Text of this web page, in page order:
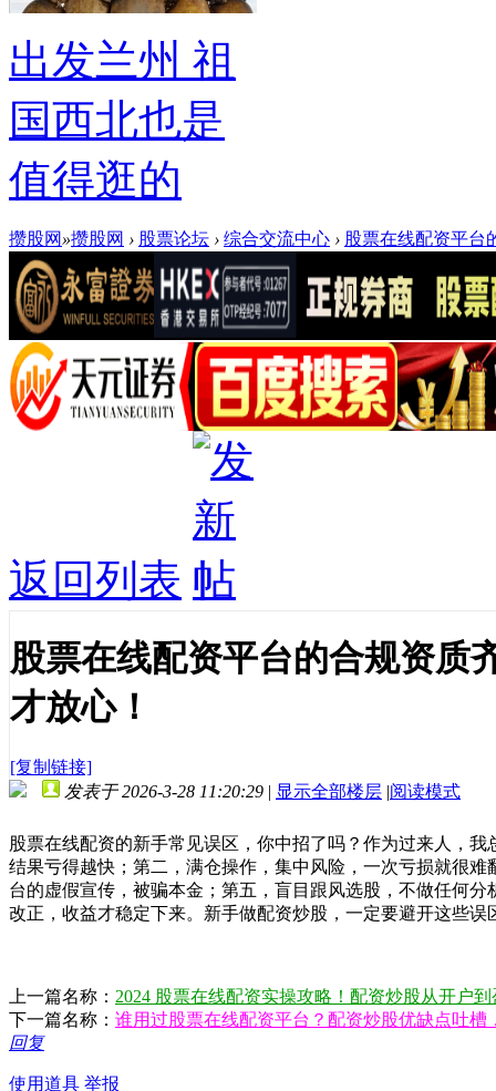
出发兰州 祖
国西北也是
值得逛的
攒股网 »攒股网 › 股票论坛 › 综合交流中心 › 股票在线配资平台
返回列表
股票在线配资平台的合规资质
才放心！
[复制链接]
发表于 2026-3-28 11:20:29 | 显示全部楼层 |阅读模式
股票在线配资的新手常见误区，你中招了吗？作为过来人，
结果亏得越快；第二，满仓操作，集中风险，一次亏损就很
台的虚假宣传，被骗本金；第五，盲目跟风选股，不做任何
改正，收益才稳定下来。新手做配资炒股，一定要避开这些
上一篇名称： 2024 股票在线配资实操攻略！配资炒股从开户
下一篇名称： 谁用过股票在线配资平台？配资炒股优缺点吐槽
回复
使用道具 举报